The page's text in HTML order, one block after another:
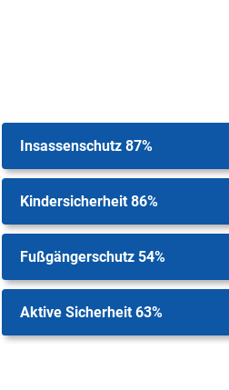
Insassenschutz 87%
Kindersicherheit 86%
Fußgängerschutz 54%
Aktive Sicherheit 63%